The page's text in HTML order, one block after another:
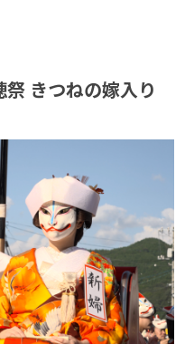
きつねの嫁入り